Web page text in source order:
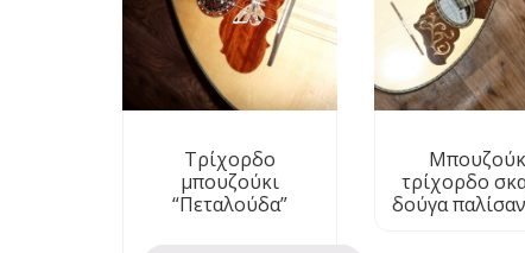
Τρίχορδο
μπουζούκι
“Πεταλούδα”
τρίχορδο
δούγα